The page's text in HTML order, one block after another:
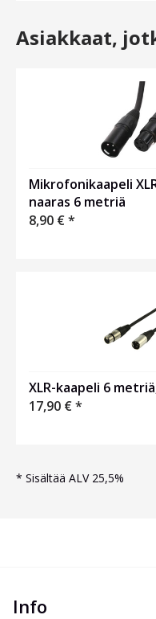
Asiakkaat,
Mikrofonikaapeli
naaras 6 metriä
8,90 €*
XLR-kaapeli 6
17,90 €*
* Sisältää ALV 25,5%
Info